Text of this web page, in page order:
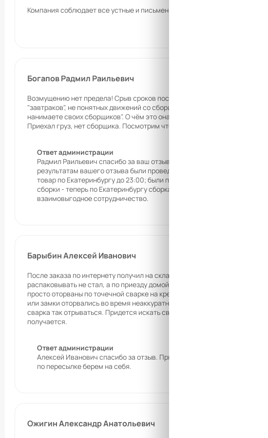
Компания соблюдает все устные и письменные договоренности.
Богапов Радмил Раильевич
Возмущению нет предела! Срыв сроков поставки: вместо 10 ноября
"завтраков", не понятных движений со сборщиками. Оплата была
нанимаете своих сборщиков". О чём это она не понятно. Работа
Приехал груз, нет сборщика. Посмотрим что будет со сборкой и
Ответ администрации
Радмил Раильевич спасибо за ваш отзыв. Срыв сроков признаем,
результатам вашего отзыва были проведены следующие работы:
товар по Екатеринбургу до 23:00; были привлечены дополнительные
сборки - теперь по Екатеринбургу сборка осуществляется также до
взаимовыгодное сотрудничество.
Барыбин Алексей Иванович
После заказа по интернету получил на складе-магазине по адресу ул.
распаковывать не стал, а по приезду домой после распаковки был
просто оторваны по точечной сварке на креплении к двери и лежат на
или замки оторвались во время неаккуратной перевозки. Но
сварка так отрываться. Придется искать сварку и по настоящему
получается.
Ответ администрации
Алексей Иванович спасибо за отзыв. Приносим извинения, брак
по пересылке берем на себя.
Ожигин Александр Анатольевич